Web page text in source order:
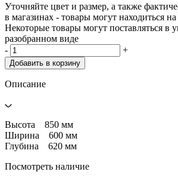
Уточняйте цвет и размер, а также
в магазинах - товары могут находиться на
Некоторые товары могут поставляться в
разобранном виде
-
+
Добавить в корзину
Описание
Высота 850 мм
Ширина 600 мм
Глубина 620 мм
Посмотреть наличие